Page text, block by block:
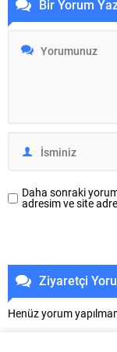
sakinleriyle bir araya
toplantıda ‘Bursa’nın
nefes aldıracak projeler
Mollafenari, Alaattin,
Bir Yorum
Daha sonraki
adresim ve site
Ziyaretçi
Henüz yorum